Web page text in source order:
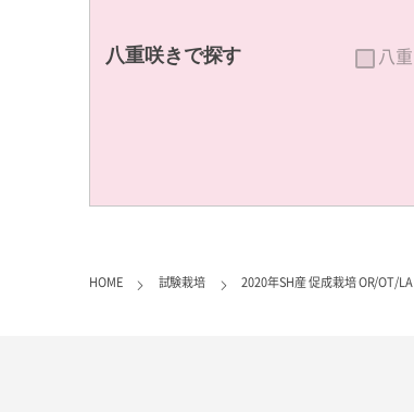
八重咲きで探す 八重
HOME 試験栽培 2020年SH産 促成栽培 OR/OT/LA